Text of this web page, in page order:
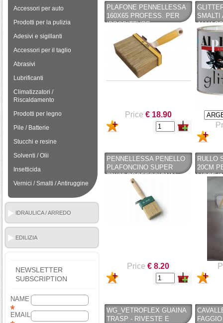
Accessori per auto
Prodotti per la pulizia
Adesivi e sigillanti
Accessori per il taglio
Abrasivi
Lubrificanti
Climatizzatori /
Riscaldamento
Prodotti per legno
Pile / Batterie
Stucchi e resine
Solventi / Olii
Insetticida
Vernici / Smalti / Antiruggine
IDRAULICA / ARREDO
BAGNO
EDILIZIA
NEWSLETTER
SUBSCRIPTION
NAME
EMAIL
PLAFONE PENNELLESSA
160X65 PROFESS. PER
IDROPITTURE,
FONDI,FISSATIVI DA
INTERNO - CERVUS
PENNELLI
Price € 18.90
SMALTI
COLOR
PENNELLESSA PENELLO
PLAFONCINO SUPER
70X30 PROFESSIONAL
SERIE 025 X SOFF.
PARETI - CERVUS
PENNELLI
Price € 8.20
RULLO
20CM
LISCE
WG_VETROFLEX GUAINA
TRASP - RIVESTE E